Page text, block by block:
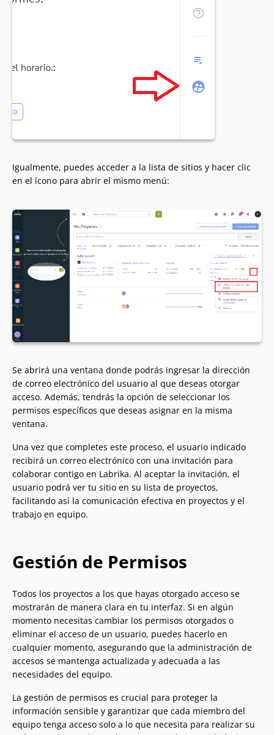
Igualmente, puedes acceder a la lista de sitios y hacer clic
en el ícono para abrir el mismo menú:
Se abrirá una ventana donde podrás ingresar la dirección
de correo electrónico del usuario al que deseas otorgar
acceso. Además, tendrás la opción de seleccionar los
permisos específicos que deseas asignar en la misma
ventana.
Una vez que completes este proceso, el usuario indicado
recibirá un correo electrónico con una invitación para
colaborar contigo en Labrika. Al aceptar la invitación, el
usuario podrá ver tu sitio en su lista de proyectos,
facilitando así la comunicación efectiva en proyectos y el
trabajo en equipo.
Gestión de Permisos
Todos los proyectos a los que hayas otorgado acceso se
mostrarán de manera clara en tu interfaz. Si en algún
momento necesitas cambiar los permisos otorgados o
eliminar el acceso de un usuario, puedes hacerlo en
cualquier momento, asegurando que la administración de
accesos se mantenga actualizada y adecuada a las
necesidades del equipo.
La gestión de permisos es crucial para proteger la
información sensible y garantizar que cada miembro del
equipo tenga acceso solo a lo que necesita para realizar su